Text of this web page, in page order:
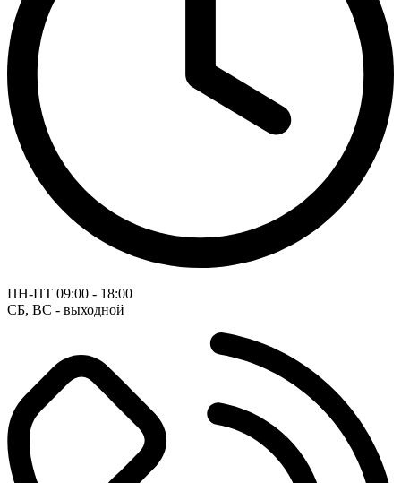
ПН-ПТ 09:00 - 18:00
СБ, ВС - выходной